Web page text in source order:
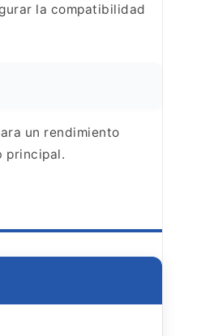
la compatibilidad
un rendimiento
principal.